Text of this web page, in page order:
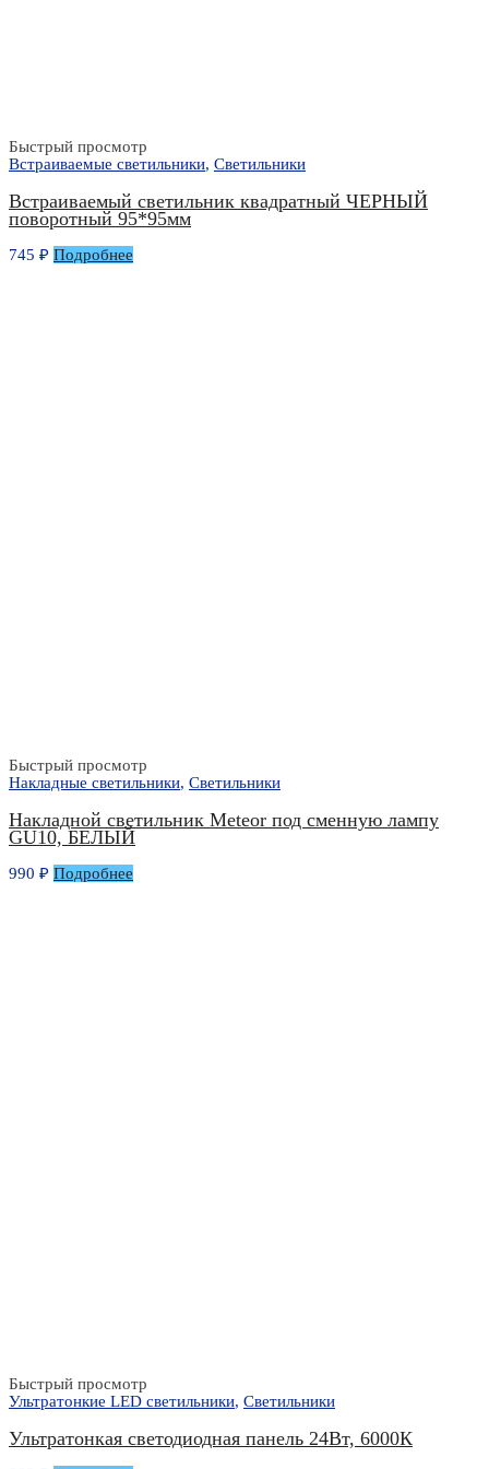
Быстрый просмотр
Встраиваемые светильники, Светильники
Встраиваемый светильник квадратный ЧЕРНЫЙ
поворотный 95*95мм
745 ₽ Подробнее
Быстрый просмотр
Накладные светильники, Светильники
Накладной светильник Meteor под сменную лампу
GU10, БЕЛЫЙ
990 ₽ Подробнее
Быстрый просмотр
Ультратонкие LED светильники, Светильники
Ультратонкая светодиодная панель 24Вт, 6000К